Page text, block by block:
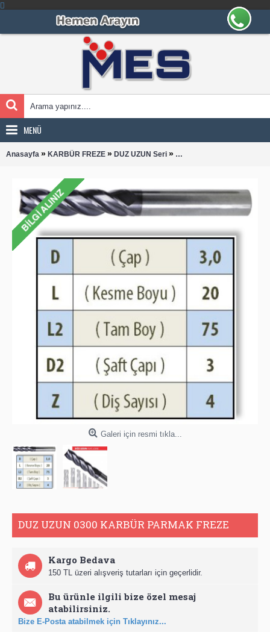
MENÜ
Anasayfa » KARBÜR FREZE » DUZ UZUN Seri » DUZ UZUN 0300 KARBÜR
Galeri için resmi tıkla...
DUZ UZUN 0300 KARBÜR PARMAK FREZE
Kargo Bedava
150 TL üzeri alışveriş tutarları için geçerlidir.
Bu ürünle ilgili bize özel mesaj
atabilirsiniz.
Bize E-Posta atabilmek için Tıklayınız...